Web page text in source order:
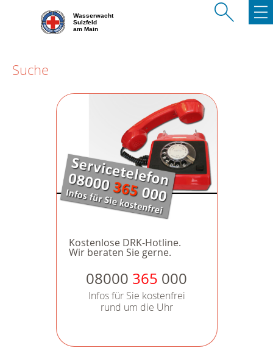
Wasserwacht
Sulzfeld
am Main
Suche
Kostenlose DRK-Hotline.
Wir beraten Sie gerne.
08000 365 000
Infos für Sie kostenfrei
rund um die Uhr